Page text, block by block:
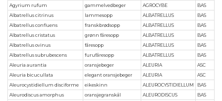
Agyrium rufum
gammelvedbeger AGROCYBE
BAS
Albatrellus citrinus
lammesopp ALBATRELLUS
BAS
Albatrellus confluens
franskbrødsopp ALBATRELLUS
BAS
Albatrellus cristatus
grønn fåresopp ALBATRELLUS
BAS
Albatrellus ovinus
fåresopp ALBATRELLUS
BAS
Albatrellus subrubescens
furufåresopp ALBATRELLUS
BAS
Aleuria aurantia
oransjebeger ALEURIA
ASC
Aleuria bicucullata
elegant oransjebeger ALEURIA
ASC
Aleurocystidiellum disciforme
eikeskinn ALEUROCYSTIDIELLUM
BAS
Aleurodiscus amorphus
oransjegranskål ALEURODISCUS
BAS